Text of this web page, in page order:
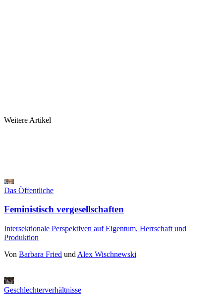
Weitere Artikel
Das Öffentliche
Feministisch vergesellschaften
Intersektionale Perspektiven auf Eigentum, Herrschaft und
Produktion
Von Barbara Fried und Alex Wischnewski
Geschlechterverhältnisse